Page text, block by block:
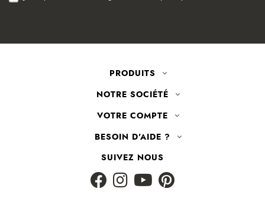
PRODUITS
NOTRE SOCIÉTÉ
VOTRE COMPTE
BESOIN D'AIDE ?
SUIVEZ NOUS